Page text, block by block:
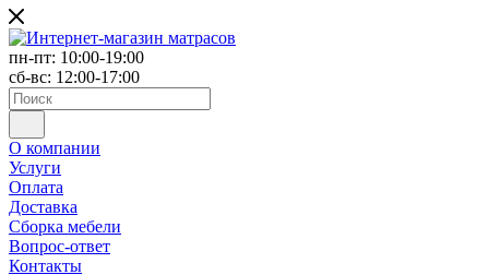
пн-пт: 10:00-19:00
сб-вс: 12:00-17:00
О компании
Услуги
Оплата
Доставка
Сборка мебели
Вопрос-ответ
Контакты